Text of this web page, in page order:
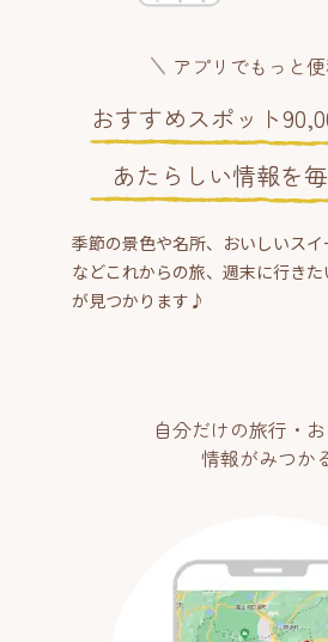
アプリでもっと
おすすめスポット
あたらしい情報を
季節の景色や名所、おいしいス
などこれからの旅、週末に行き
が見つかります♪
自分だけの旅行・
情報がみつか